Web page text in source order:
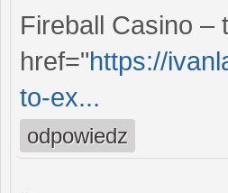
Fireball Casino –
href="https://
to-ex...
odpowiedz